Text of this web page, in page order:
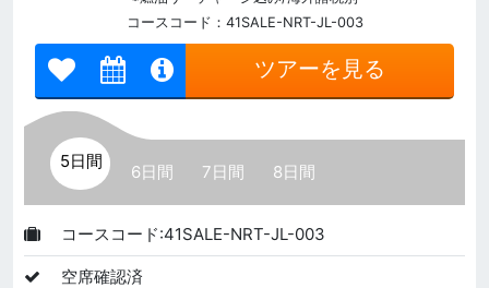
コースコード：41SALE-NRT-JL-003
ツアーを見る
5日間
6日間 7日間 8日間
コースコード:41SALE-NRT-JL-003
空席確認済